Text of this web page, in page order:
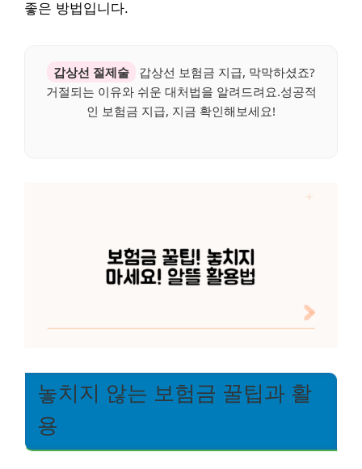
좋은 방법입니다.
갑상선 절제술
갑상선 보험금 지급, 막막하셨죠?
거절되는 이유와 쉬운 대처법을 알려드려요.성공적
인 보험금 지급, 지금 확인해보세요!
놓치지 않는 보험금 꿀팁과 활
용